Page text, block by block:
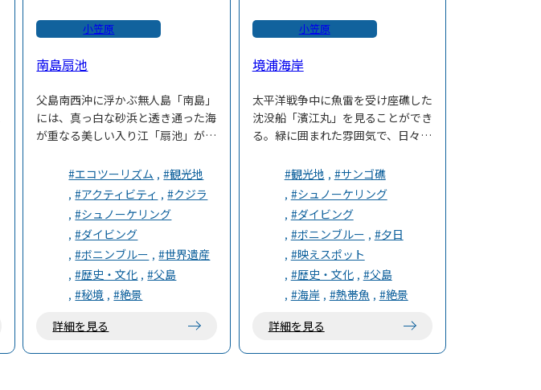
小笠原
南島扇池
父島南西沖に浮かぶ無人島「南島」
には、真っ白な砂浜と透き通った海
が重なる美しい入り江「扇池」があ
が広がっており、南島の人気スポッ
トとして知られています。
波の浸食による石灰岩の天然トンネ
ルや、およそ1000年前に絶滅した
「ヒロベソカタマイマイ」の半化石
などを見ることができます。
#エコツーリズム
#観光地
#アクティビティ
#クジラ
#シュノーケリング
#ダイビング
#ボニンブルー
#世界遺産
#歴史・文化
#父島
#秘境
#絶景
詳細を見る
小笠原
境浦海岸
太平洋戦争中に魚雷を受け座礁した
沈没船「濱江丸」を見ることができ
る。緑に囲まれた雰囲気で、日々の
ュノーケリングスポットとしても人
気。潮の流れが穏やかで初心者にも
おすすめ。
#観光地
#サンゴ礁
#シュノーケリング
#ダイビング
#ボニンブルー
#夕日
#映えスポット
#歴史・文化
#父島
#海岸
#熱帯魚
#絶景
詳細を見る